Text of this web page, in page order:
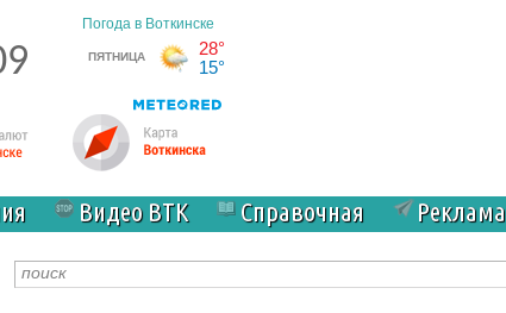
Видео ВТК Справочная
Реклама